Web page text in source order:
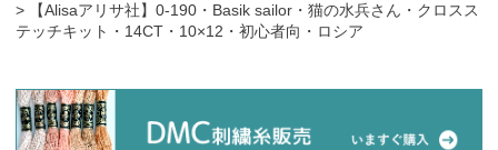
取り扱いブランドから探す
【Alisaアリサ社】0-190・Basik sailor・猫の水兵さん・クロスス
テッチキット・14CT・10×12・初心者向・ロシア